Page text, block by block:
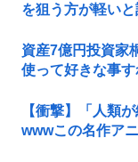
を狙う方が軽い
資産7億円投資家
使って好きな事す
【衝撃】「人類
wwwこの名作ア